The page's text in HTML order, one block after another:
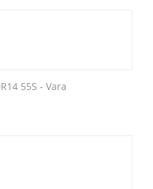
55S - Vara